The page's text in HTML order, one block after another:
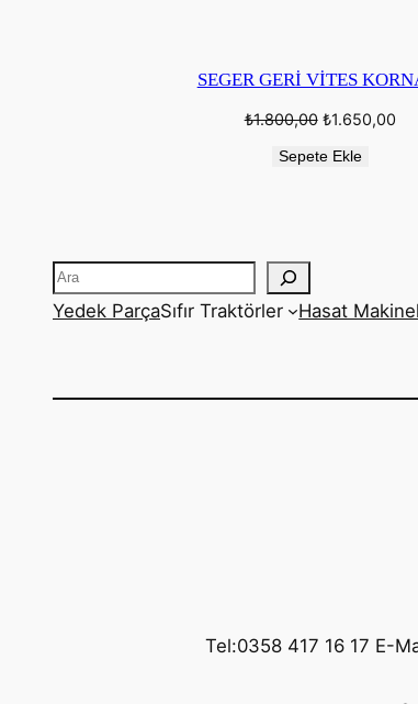
SEGER GERİ VİTES
₺1.800,00 Orijinal
₺1.800,00.
₺1.650,00Şu
Sepete Ekle
Ara
Yedek ParçaSıfır Traktörler Hasat
Tel:0358 417 16 17 E-